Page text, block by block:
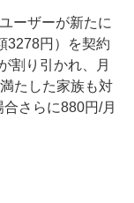
ーザーが新たに
3278円）を契約
割り引かれ、月
たした家族も対
さらに880円/月